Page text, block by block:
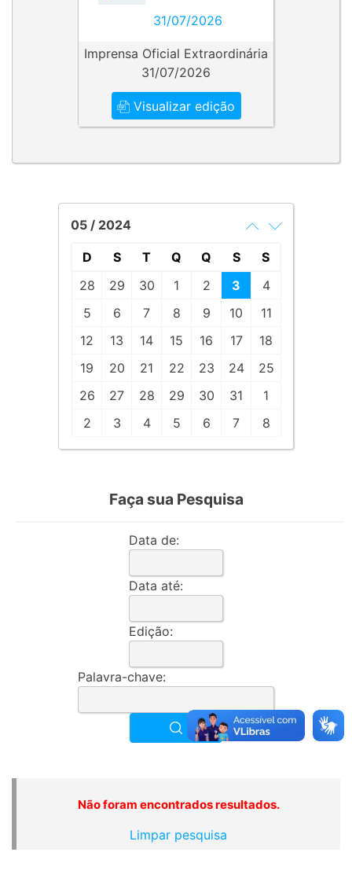
31/07/2026
Imprensa Oficial Extraordinária
31/07/2026
Visualizar edição
05 / 2024
D S T Q Q S
S
28
29 30 1 2 3
4
5
6 7 8 9 10
11
12
13 14 15 16 17
18
19
20 21 22 23 24
25
26
27 28 29 30 31
1
2
3 4 5 6 7 8
Faça sua Pesquisa
Data de:
Data até:
Edição:
Palavra-chave:
Não foram encontrados resultados.
Limpar pesquisa